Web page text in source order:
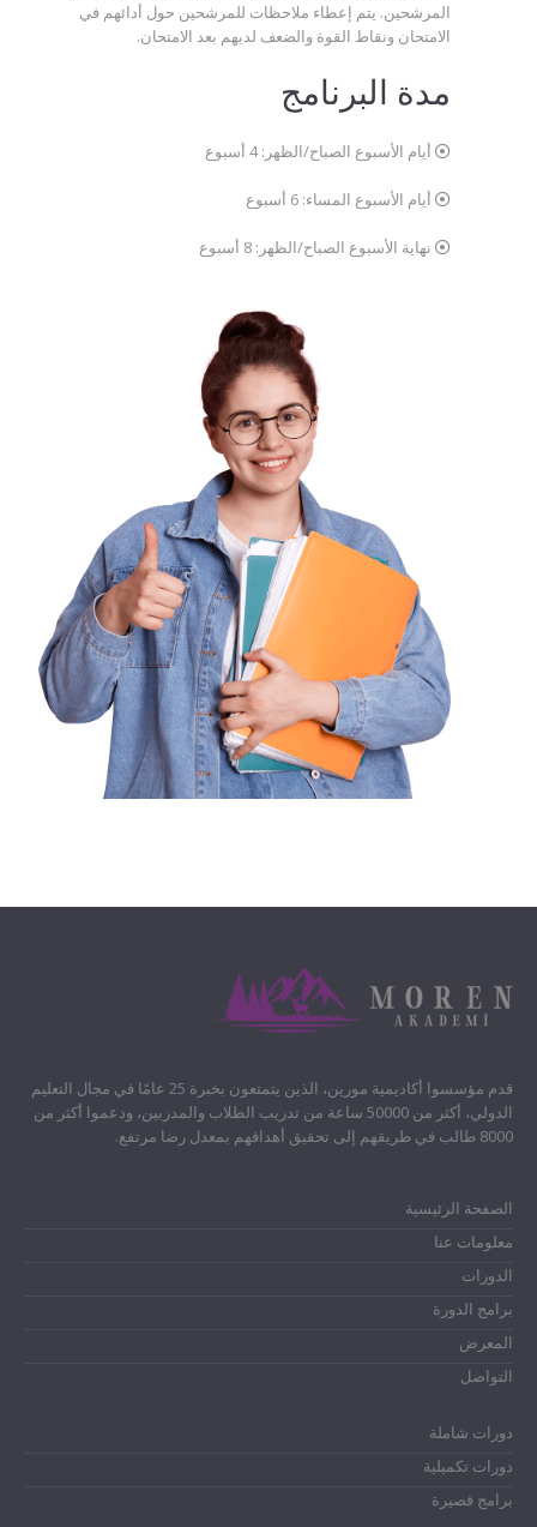
المرشحين. يتم إعطاء ملاحظات للمرشحين حول أدائهم في
الامتحان ونقاط القوة والضعف لديهم بعد الامتحان.
مدة البرنامج
أيام الأسبوع الصباح/الظهر: 4 أسبوع
أيام الأسبوع المساء: 6 أسبوع
نهاية الأسبوع الصباح/الظهر: 8 أسبوع
قدم مؤسسوا أكاديمية مورين، الذين يتمتعون بخبرة 25 عامًا في مجال التعليم
الدولي، أكثر من 50000 ساعة من تدريب الطلاب والمدربين، ودعموا أكثر من
8000 طالب في طريقهم إلى تحقيق أهدافهم بمعدل رضا مرتفع.
الصفحة الرئيسية
معلومات عنا
الدورات
برامج الدورة
المعرض
التواصل
دورات شاملة
دورات تكميلية
برامج قصيرة